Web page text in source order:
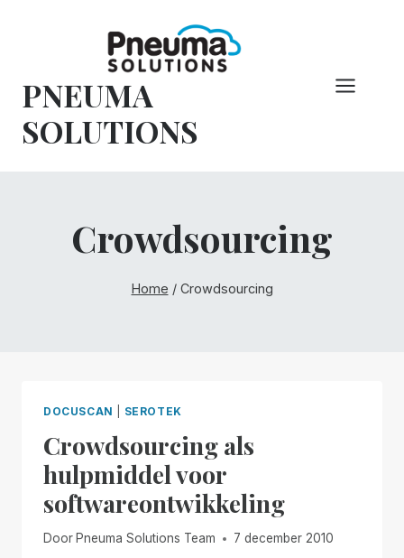
PNEUMA
SOLUTIONS
Crowdsourcing
Home / Crowdsourcing
DOCUSCAN SEROTEK
Crowdsourcing als
hulpmiddel voor
softwareontwikkeling
Door Pneuma Solutions Team 7 december 2010